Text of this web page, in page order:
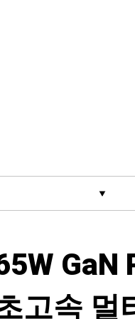
GaN
고속 멀